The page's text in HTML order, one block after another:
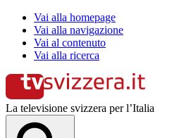
Vai alla homepage
Vai alla navigazione
Vai al contenuto
Vai alla ricerca
La televisione svizzera per l’Italia